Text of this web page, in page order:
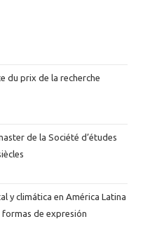
du prix de la recherche
de la Société d’études
y climática en América Latina
formas de expresión